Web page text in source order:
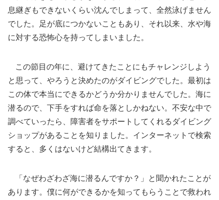
息継ぎもできないくらい沈んでしまって、全然泳げません
でした。足が底につかないこともあり、それ以来、水や海
に対する恐怖心を持ってしまいました。
この節目の年に、避けてきたことにもチャレンジしよう
と思って、やろうと決めたのがダイビングでした。最初は
この体で本当にできるかどうか分かりませんでした。海に
潜るので、下手をすれば命を落としかねない。不安な中で
調べていったら、障害者をサポートしてくれるダイビング
ショップがあることを知りました。インターネットで検索
すると、多くはないけど結構出てきます。
「なぜわざわざ海に潜るんですか？」と聞かれたことが
あります。僕に何ができるかを知ってもらうことで救われ